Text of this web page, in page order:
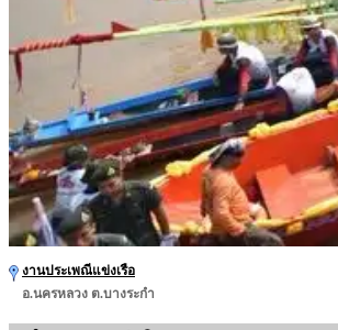
งานประเพณีแข่งเรือ
อ.นครหลวง ต.บางระกำ